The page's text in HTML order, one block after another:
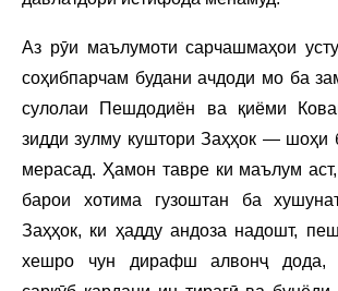
Аз рӯи маълумоти сарчашмаҳои
соҳибпарчам будани ачдоди мо ба
сулолаи Пешдодиён ва қиёми
зидди зулму куштори Заҳҳок — шоҳи
мерасад. Ҳамон тавре ки маълум
барои хотима гузоштан ба
Заҳҳок, ки ҳадду андоза надошт,
хешро чун дирафш алвонҷ дода,